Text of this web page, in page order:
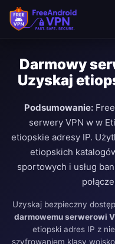
Darmowy
Uzyskaj
Podsumowanie:
serwery VPN w w
etiopskie adresy IP.
etiopskich
sportowych i usług
Uzyskaj bezpieczny
darmowemu serwerowi
etiopski adres IP z
szyfrowaniem klasy